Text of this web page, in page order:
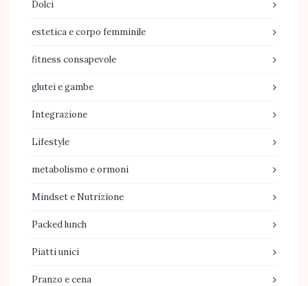
Dolci
estetica e corpo femminile
fitness consapevole
glutei e gambe
Integrazione
Lifestyle
metabolismo e ormoni
Mindset e Nutrizione
Packed lunch
Piatti unici
Pranzo e cena